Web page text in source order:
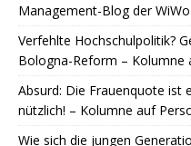
Management-Blog der WiWo
Verfehlte Hochschulpolitik?
Bologna-Reform – Kolumne
Absurd: Die Frauenquote ist
nützlich! – Kolumne auf
Wie sich die jungen